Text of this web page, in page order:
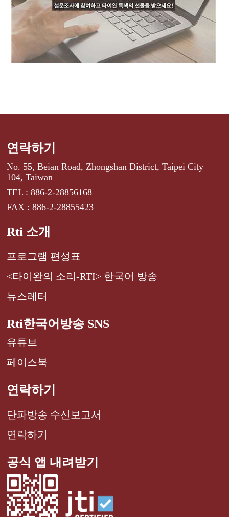
연락하기
No. 55, Beian Road, Zhongshan District, Taipei City
104, Taiwan
TEL : 886-2-28856168
FAX : 886-2-28855423
Rti 소개
프로그램 편성표
<타이완의 소리-RTI> 한국어 방송
뉴스레터
Rti한국어방송 SNS
유튜브
페이스북
연락하기
단파방송 수신보고서
연락하기
공식 앱 내려받기